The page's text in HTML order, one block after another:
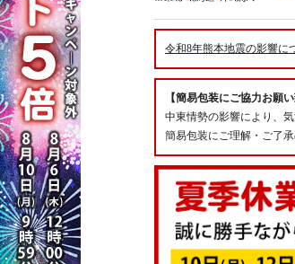
令和8年熊本地震の影響に
【簡易包装にご協力お願い
中東情勢の影響により、
簡易包装にご理解・ご了